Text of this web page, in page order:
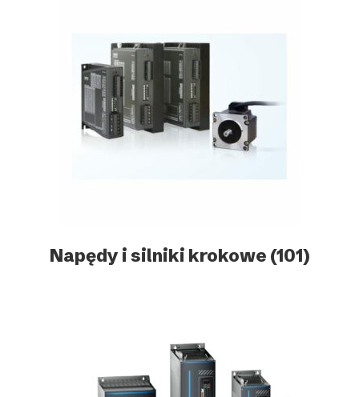
Napędy i silniki krokowe (101)